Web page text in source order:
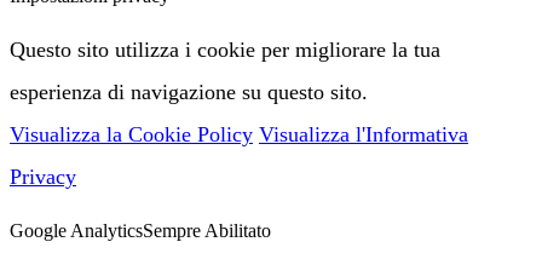
Questo sito utilizza i cookie per migliorare la tua
esperienza di navigazione su questo sito.
Visualizza la Cookie Policy Visualizza l'Informativa
Privacy
Google AnalyticsSempre Abilitato